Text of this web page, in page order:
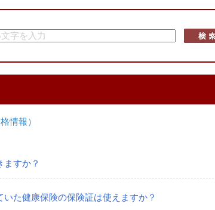
情報）
ますか？
た健康保険の保険証は使えますか？